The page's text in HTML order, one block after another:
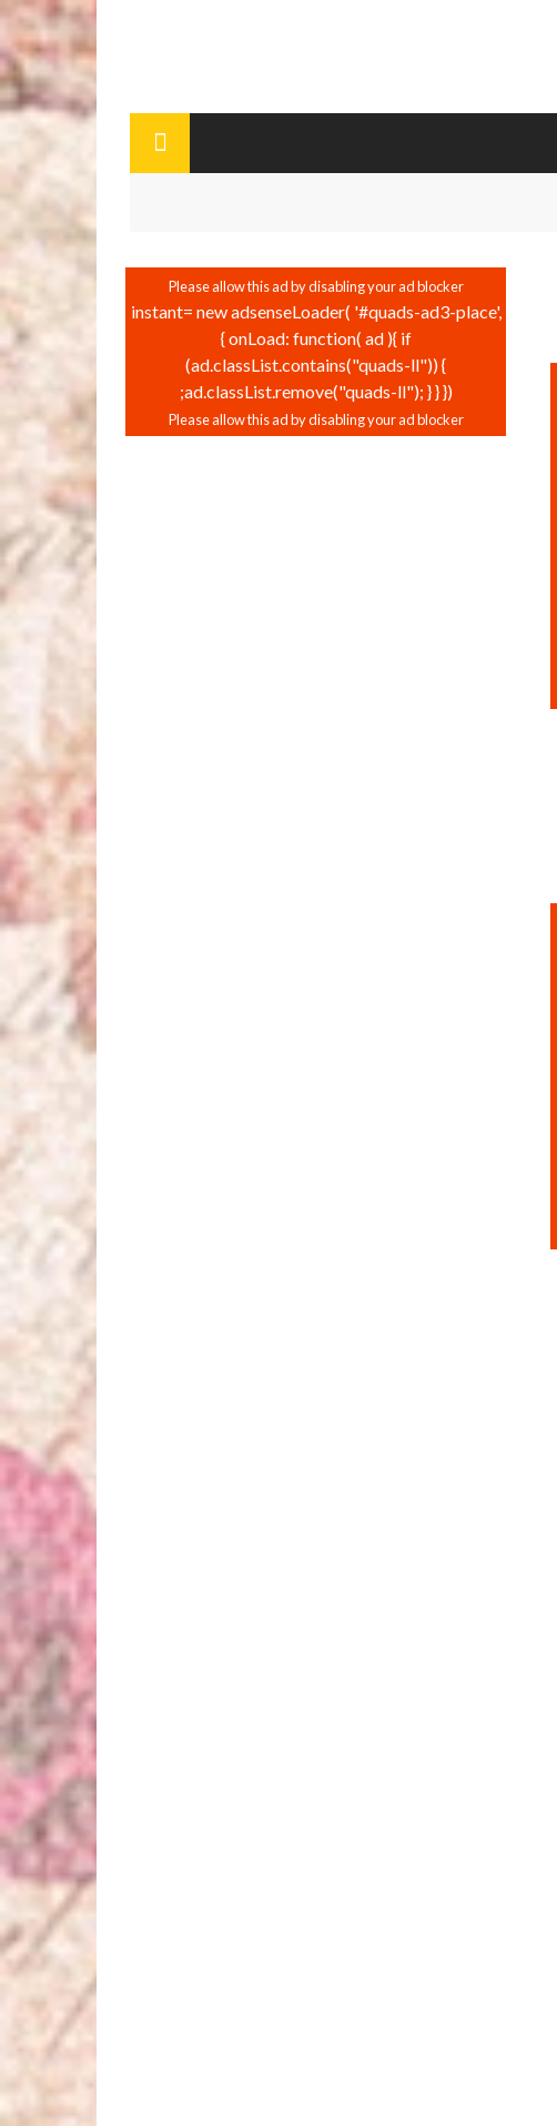
instant= new adsenseLoader( '#quads-ad3-place',
{ onLoad: function( ad ){ if
(ad.classList.contains("quads-ll")) {
ad.classList.remove("quads-ll"); } } });